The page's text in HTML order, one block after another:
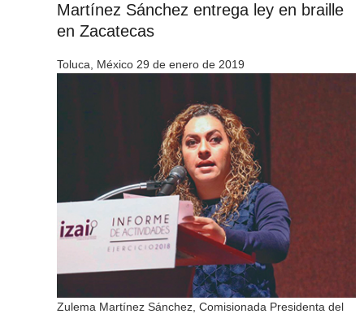
Martínez Sánchez entrega ley en braille
en Zacatecas
Toluca, México 29 de enero de 2019
Zulema Martínez Sánchez, Comisionada Presidenta del